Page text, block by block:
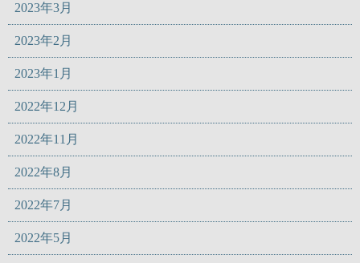
2023年3月
2023年2月
2023年1月
2022年12月
2022年11月
2022年8月
2022年7月
2022年5月